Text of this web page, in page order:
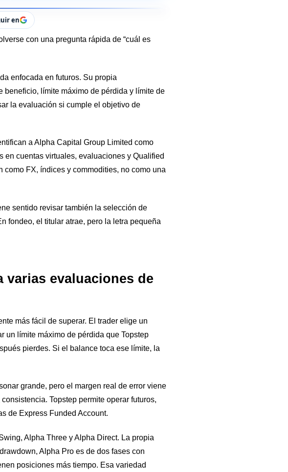
en
con una pregunta rápida de “cuál es
enfocada en futuros. Su propia
beneficio, límite máximo de pérdida y límite de
la evaluación si cumple el objetivo de
a Alpha Capital Group Limited como
en cuentas virtuales, evaluaciones y Qualified
FX, índices y commodities, no como una
sentido revisar también la selección de
fondeo, el titular atrae, pero la letra pequeña
evaluaciones de
más fácil de superar. El trader elige un
un límite máximo de pérdida que Topstep
pierdes. Si el balance toca ese límite, la
grande, pero el margen real de error viene
Topstep permite operar futuros,
de Express Funded Account.
Alpha Three y Alpha Direct. La propia
Alpha Pro es de dos fases con
posiciones más tiempo. Esa variedad